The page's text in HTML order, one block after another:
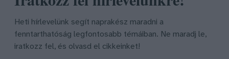
Heti hírlevelünk segít naprakész maradni a
fenntarthatóság legfontosabb témáiban. Ne maradj le,
iratkozz fel, és olvasd el cikkeinket!